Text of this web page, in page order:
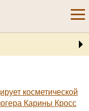
косметической
Карины Кросс